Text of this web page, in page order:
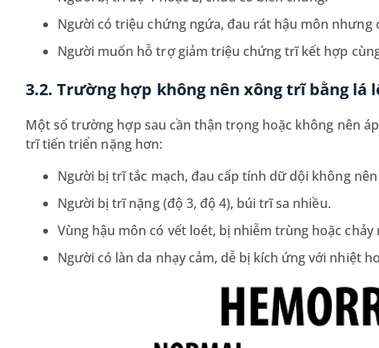
Người có triệu chứng ngứa, đau rát hậu môn nhưng
Người muốn hỗ trợ giảm triệu chứng trĩ kết hợp
3.2. Trường hợp không nên xông trĩ bằng lá
Một số trường hợp sau cần thận trọng hoặc không nên
trĩ tiến triển nặng hơn:
Người bị trĩ tắc mạch, đau cấp tính dữ dội không
Người bị trĩ nặng (độ 3, độ 4), búi trĩ sa nhiều.
Vùng hậu môn có vết loét, bị nhiễm trùng hoặc chảy
Người có làn da nhạy cảm, dễ bị kích ứng với nhiệt